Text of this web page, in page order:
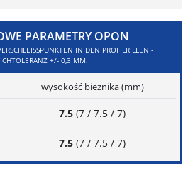
PARAMETRY OPON
IN DEN PROFILRILLEN - A
+/- 0,3 MM.
wysokość bieżnika (mm)
7.5 (7 / 7.5 / 7)
7.5 (7 / 7.5 / 7)